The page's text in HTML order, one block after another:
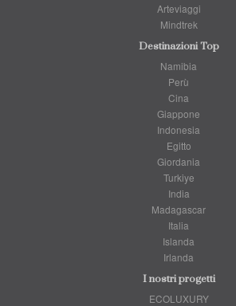
Arteviaggi
Mindtrek
Destinazioni Top
Namibia
Perù
Cina
Giappone
Indonesia
Egitto
Giordania
Turkiye
India
Madagascar
Italia
Islanda
Irlanda
I nostri progetti
ECOLUXURY